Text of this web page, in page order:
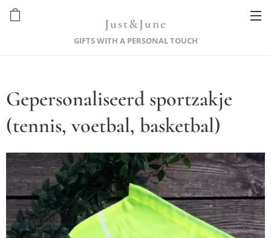
Just&June
GIFTS WITH A PERSONAL TOUCH
Gepersonaliseerd sportzakje
(tennis, voetbal, basketbal)